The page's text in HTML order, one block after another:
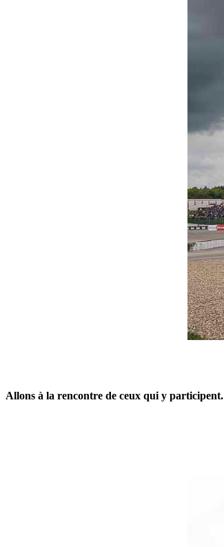
Allons à la rencontre de ceux qui y participent.